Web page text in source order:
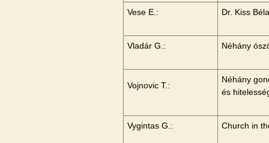
Vese E.: Dr. Kiss
Vladár G.: Néhány
Vojnovic T.:
Néhány
és
Vygintas G.: Church in